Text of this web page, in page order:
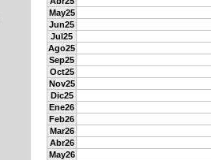
May25
Jun25
Jul25
Ago25
Sep25
Oct25
Nov25
Dic25
Ene26
Feb26
Mar26
Abr26
May26